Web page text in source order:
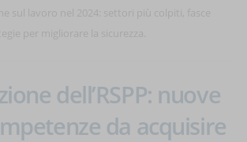
dell’RSPP: nuove
da acquisire